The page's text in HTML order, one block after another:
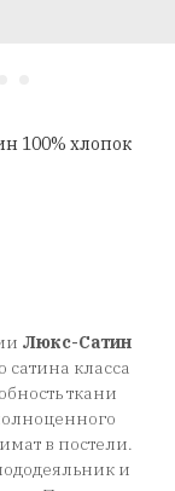
100% хлопок
Люкс-Сатин
класса
ткани
в постели.
и